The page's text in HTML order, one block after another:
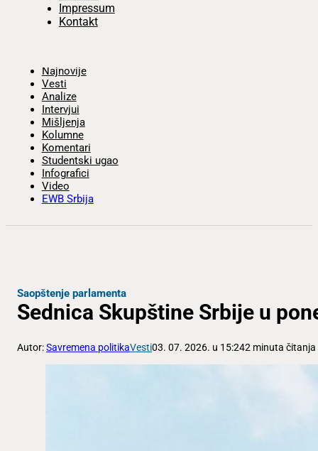
Impressum
Kontakt
Najnovije
Vesti
Analize
Intervjui
Mišljenja
Kolumne
Komentari
Studentski ugao
Infografici
Video
EWB Srbija
Saopštenje parlamenta
Sednica Skupštine Srbije u
Autor:Savremena politikaVesti03. 07. 2026. u 15:242 minuta čitanja